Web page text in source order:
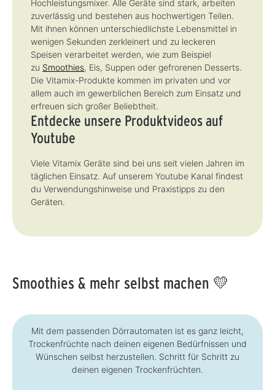
Hochleistungsmixer. Alle Geräte sind stark, arbeiten
zuverlässig und bestehen aus hochwertigen Teilen.
Mit ihnen können unterschiedlichste Lebensmittel in
wenigen Sekunden zerkleinert und zu leckeren
Speisen verarbeitet werden, wie zum Beispiel
zu Smoothies, Eis, Suppen oder gefrorenen Desserts.
Die Vitamix-Produkte kommen im privaten und vor
allem auch im gewerblichen Bereich zum Einsatz und
erfreuen sich großer Beliebtheit.
Entdecke unsere Produktvideos auf
Youtube
Viele Vitamix Geräte sind bei uns seit vielen Jahren im
täglichen Einsatz. Auf unserem Youtube Kanal findest
du Verwendungshinweise und Praxistipps zu den
Geräten.
Smoothies & mehr selbst machen 💛
Mit dem passenden Dörrautomaten ist es ganz leicht,
Trockenfrüchte nach deinen eigenen Bedürfnissen und
Wünschen selbst herzustellen. Schritt für Schritt zu
deinen eigenen Trockenfrüchten.